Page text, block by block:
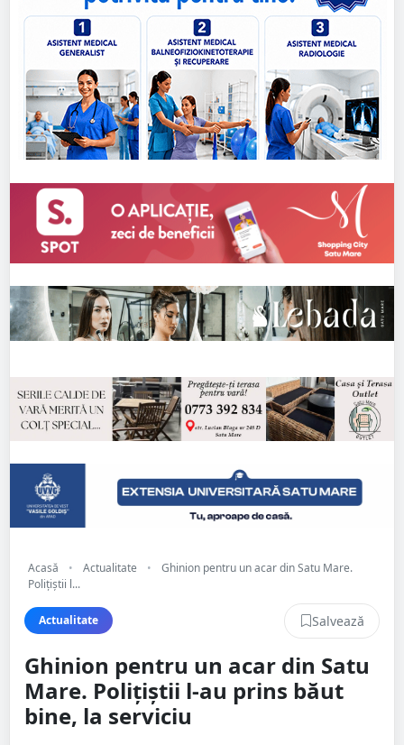
Acasă • Actualitate •
Ghinion pentru un acar din Satu Mare.
Polițiștii l...
Actualitate Salvează
Ghinion pentru un acar din Satu
Mare. Polițiștii l-au prins băut
bine, la serviciu